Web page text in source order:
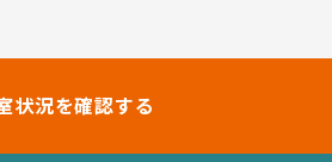
状況を確認する